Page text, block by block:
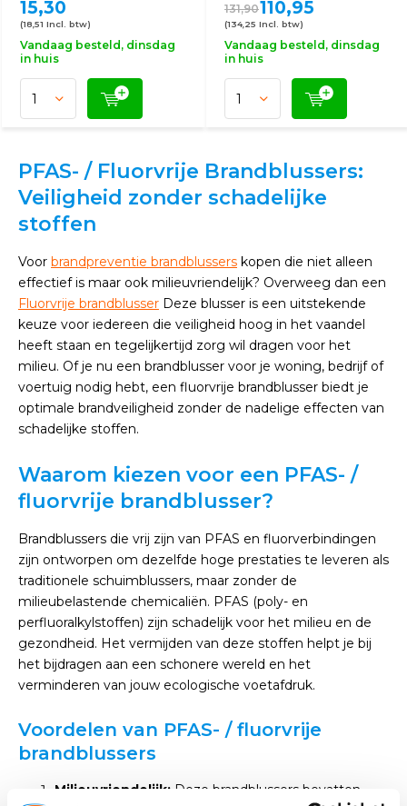
15,30
(18,51 Incl. btw)
Vandaag besteld, dinsdag
in huis
131,90110,95
(134,25 Incl. btw)
Vandaag besteld, dinsdag
in huis
PFAS- / Fluorvrije Brandblussers:
Veiligheid zonder schadelijke
stoffen
Voor brandpreventie brandblussers kopen die niet alleen
effectief is maar ook milieuvriendelijk? Overweeg dan een
Fluorvrije brandblusser Deze blusser is een uitstekende
keuze voor iedereen die veiligheid hoog in het vaandel
heeft staan en tegelijkertijd zorg wil dragen voor het
milieu. Of je nu een brandblusser voor je woning, bedrijf of
voertuig nodig hebt, een fluorvrije brandblusser biedt je
optimale brandveiligheid zonder de nadelige effecten van
schadelijke stoffen.
Waarom kiezen voor een PFAS- /
fluorvrije brandblusser?
Brandblussers die vrij zijn van PFAS en fluorverbindingen
zijn ontworpen om dezelfde hoge prestaties te leveren als
traditionele schuimblussers, maar zonder de
milieubelastende chemicaliën. PFAS (poly- en
perfluoralkylstoffen) zijn schadelijk voor het milieu en de
gezondheid. Het vermijden van deze stoffen helpt je bij
het bijdragen aan een schonere wereld en het
verminderen van jouw ecologische voetafdruk.
Voordelen van PFAS- / fluorvrije
brandblussers
Milieuvriendelijk: Deze brandblussers bevatten